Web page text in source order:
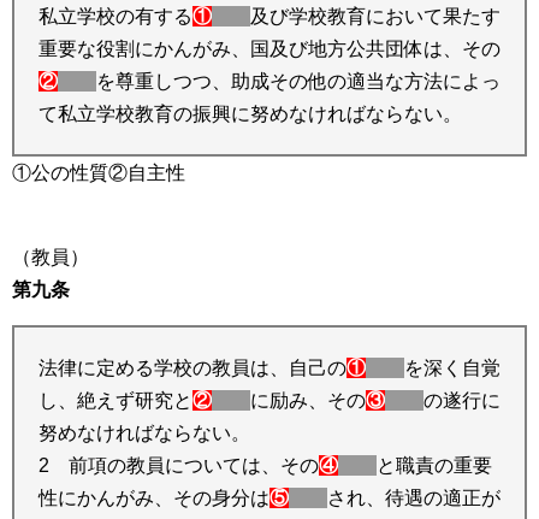
私立学校の有する①
及び学校教育において果たす
重要な役割にかんがみ、国及び地方公共団体は、その
②
を尊重しつつ、助成その他の適当な方法によっ
て私立学校教育の振興に努めなければならない。
①公の性質②自主性
（教員）
第九条
法律に定める学校の教員は、自己の①
を深く自覚
し、絶えず研究と② に励み、その③
の遂行に
努めなければならない。
2 前項の教員については、その④
と職責の重要
性にかんがみ、その身分は⑤
され、待遇の適正が